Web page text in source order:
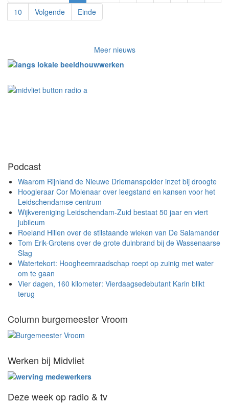
10
Volgende Einde
Meer nieuws
Podcast
Waarom Rijnland de Nieuwe Driemanspolder inzet bij droogte
Hoogleraar Cor Molenaar over leegstand en kansen voor het
Leidschendamse centrum
Wijkvereniging Leidschendam-Zuid bestaat 50 jaar en viert
jubileum
Roeland Hillen over de stilstaande wieken van De Salamander
Tom Erik-Grotens over de grote duinbrand bij de Wassenaarse
Slag
Watertekort: Hoogheemraadschap roept op zuinig met water
om te gaan
Vier dagen, 160 kilometer: Vierdaagsedebutant Karin blikt
terug
Column burgemeester Vroom
Werken bij Midvliet
Deze week op radio & tv